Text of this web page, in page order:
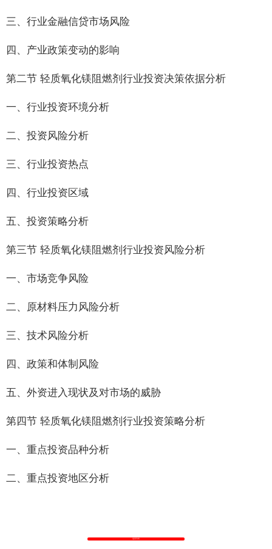
三、行业金融信贷市场风险
四、产业政策变动的影响
第二节 轻质氧化镁阻燃剂行业投资决策依据分析
一、行业投资环境分析
二、投资风险分析
三、行业投资热点
四、行业投资区域
五、投资策略分析
第三节 轻质氧化镁阻燃剂行业投资风险分析
一、市场竞争风险
二、原材料压力风险分析
三、技术风险分析
四、政策和体制风险
五、外资进入现状及对市场的威胁
第四节 轻质氧化镁阻燃剂行业投资策略分析
一、重点投资品种分析
二、重点投资地区分析
返回列表